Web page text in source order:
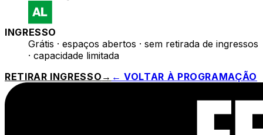
INGRESSO
Grátis · espaços abertos · sem retirada de ingressos
· capacidade limitada
RETIRAR INGRESSO → ← VOLTAR À PROGRAMAÇÃO